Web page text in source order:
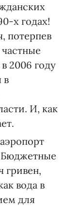
х годах!
потерпев
2006 году
в
И, как
Бюджетные
гривен,
вода в
для